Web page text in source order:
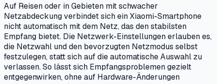
Auf Reisen oder in Gebieten mit schwacher
Netzabdeckung verbindet sich ein Xiaomi-Smartphone
nicht automatisch mit dem Netz, das den stabilsten
Empfang bietet. Die Netzwerk-Einstellungen erlauben es,
die Netzwahl und den bevorzugten Netzmodus selbst
festzulegen, statt sich auf die automatische Auswahl zu
verlassen. So lässt sich Empfangsproblemen gezielt
entgegenwirken, ohne auf Hardware-Änderungen